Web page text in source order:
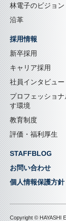
林電子のビジョン
沿革
採用情報
新卒採用
キャリア採用
社員インタビュー
プロフェッショ
す環境
教育制度
評価・福利厚生
STAFFBLOG
お問い合わせ
個人情報保護方針
Copyright © HAYASHI